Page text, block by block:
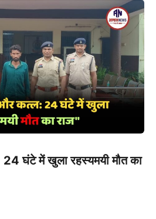
घंटे में खुला रहस्यमयी मौत का